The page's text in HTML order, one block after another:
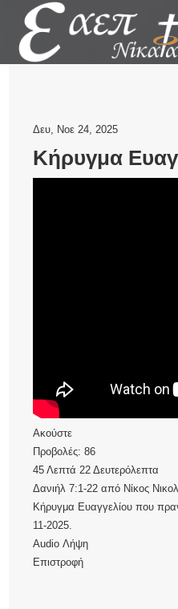
Δευ, Νοε 24, 2025
Κήρυγμα
Ακούστε
Προβολές:86
45 Λεπτά 22 Δευτερόλεπτα
Δανιήλ 7:1-22 από Νίκος
Κήρυγμα Ευαγγελίου που
11-2025.
Audio Λήψη
Επιστροφή